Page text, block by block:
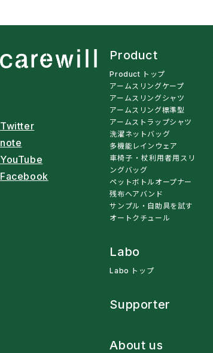
Product
Product トップ
アームスリングケープ
アームスリングシャツ
アームスリング標準型
アームストラップシャツ
洗濯ネットバッグ
多機能レインウェア
車椅子・杖利用者用スリ
ングバッグ
ペットボトルオープナー
残布ヘアバンド
サンプル・自助具を試す
オートクチュール
Labo
Labo トップ
Supporter
About us
Twitter
note
YouTube
Facebook